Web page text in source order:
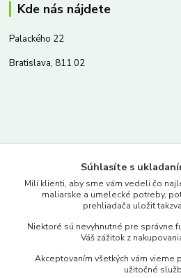
Kde nás nájdete
Palackého 22
Bratislava, 811 02
www.merkantil.sk
Pondelok-Piatok: 9.00-17.00hod.
objednavky@merkantil-obchod.sk
Súhlasíte s
Milí klienti, aby sme vám vedeli čo
maliarske a umelecké potreby,
prehliadača uložiť
Niektoré sú nevyhnutné pre správne
Váš zážitok z
Akceptovaním všetkých vám vieme
užitočné